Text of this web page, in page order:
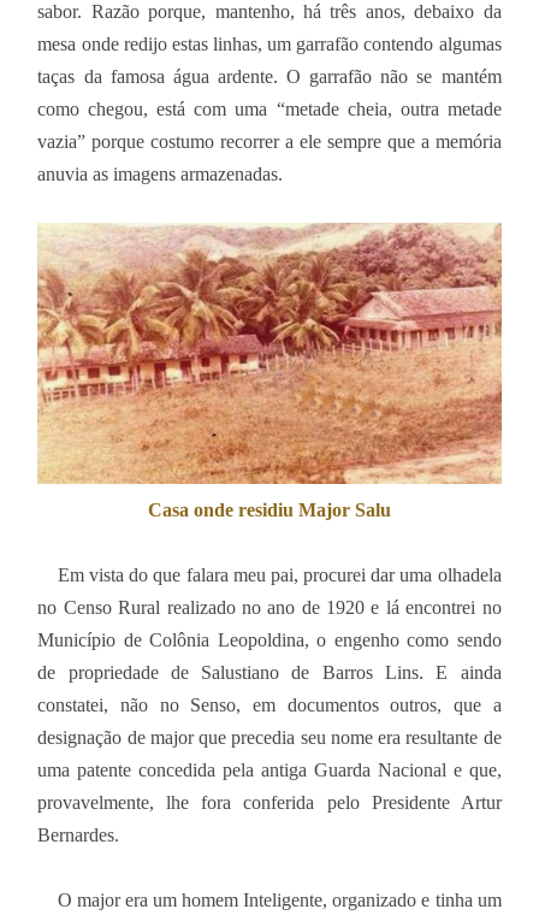
sabor. Razão porque, mantenho, há três anos, debaixo da
mesa onde redijo estas linhas, um garrafão contendo algumas
taças da famosa água ardente. O garrafão não se mantém
como chegou, está com uma “metade cheia, outra metade
vazia” porque costumo recorrer a ele sempre que a memória
anuvia as imagens armazenadas.
Casa onde residiu Major Salu
Em vista do que falara meu pai, procurei dar uma olhadela
no Censo Rural realizado no ano de 1920 e lá encontrei no
Município de Colônia Leopoldina, o engenho como sendo
de propriedade de Salustiano de Barros Lins. E ainda
constatei, não no Senso, em documentos outros, que a
designação de major que precedia seu nome era resultante de
uma patente concedida pela antiga Guarda Nacional e que,
provavelmente, lhe fora conferida pelo Presidente Artur
Bernardes.
O major era um homem Inteligente, organizado e tinha um